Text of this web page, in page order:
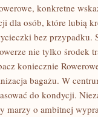
konkretne
dla osób, które lubią
bez przypadku.
nie tylko środek
koniecznie
bagażu. W
do kondycji.
marzy o ambitnej